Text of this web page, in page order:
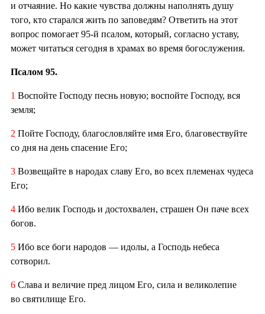
и отчаяние. Но какие чувства должны наполнять душу
того, кто старался жить по заповедям? Ответить на этот
вопрос помогает 95-й псалом, который, согласно уставу,
может читаться сегодня в храмах во время богослужения.
Псалом 95.
1 Воспойте Господу песнь новую; воспойте Господу, вся
земля;
2 Пойте Господу, благословляйте имя Его, благовествуйте
со дня на день спасение Его;
3 Возвещайте в народах славу Его, во всех племенах чудеса
Его;
4 Ибо велик Господь и достохвален, страшен Он паче всех
богов.
5 Ибо все боги народов — идолы, а Господь небеса
сотворил.
6 Слава и величие пред лицом Его, сила и великолепие
во святилище Его.